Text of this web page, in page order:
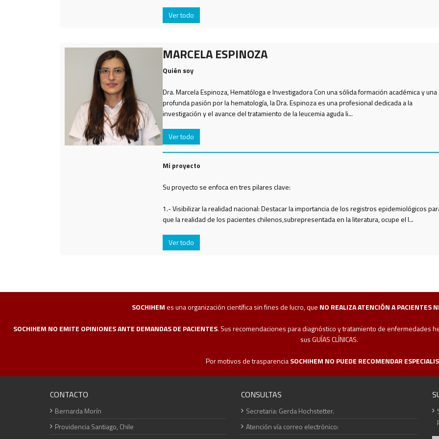
Ver todo
MARCELA ESPINOZA
Quién soy
Dra. Marcela Espinoza, Hematóloga e Investigadora Con una sólida formación académica y una
profunda pasión por la hematología, la Dra. Espinoza es una profesional dedicada a la
investigación y el avance del tratamiento de la leucemia aguda li...
Ver todo
Mi proyecto
Su proyecto se enfoca en tres pilares clave:
1.- Visibilizar la realidad nacional: Destacar la importancia de los registros epidemiológicos
que la realidad de los pacientes chilenos,subrepresentada en la literatura, ocupe el l...
Ver todo
SOCHIHEMes una organización científica sin fines de lucro, que NO REALIZA ATENCIÓN A PACIENTES
SOCHIHEM NO EMITE OPINIONES ANTE DEMANDAS DE PACIENTES. Sus recomendaciones para diagnóstico y tratamiento de enfermedades
sus GUÍAS CLÍNICAS.
Por motivos de trasparenciaSOCHIHEM NO PUEDE RECOMENDAR
CONTACTO
Bernarda Morín
Providencia Santiago, Chile
CONSULTAS
Secretaria: Gerda Hochstetter.
Atención vía correo electrónico: